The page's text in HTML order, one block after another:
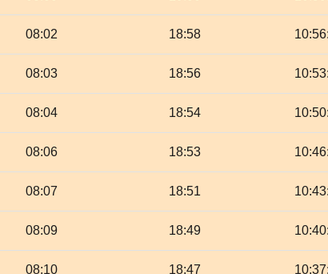
08:02 18:58
08:03 18:56
08:04 18:54
08:06 18:53
08:07 18:51
08:09 18:49
08:10 18:47